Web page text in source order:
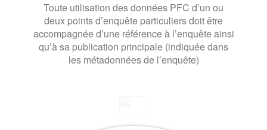
Toute utilisation des données PFC d’un ou
deux points d’enquête particuliers doit être
accompagnée d’une référence à l’enquête ainsi
qu’à sa publication principale (indiquée dans
les métadonnées de l’enquête)